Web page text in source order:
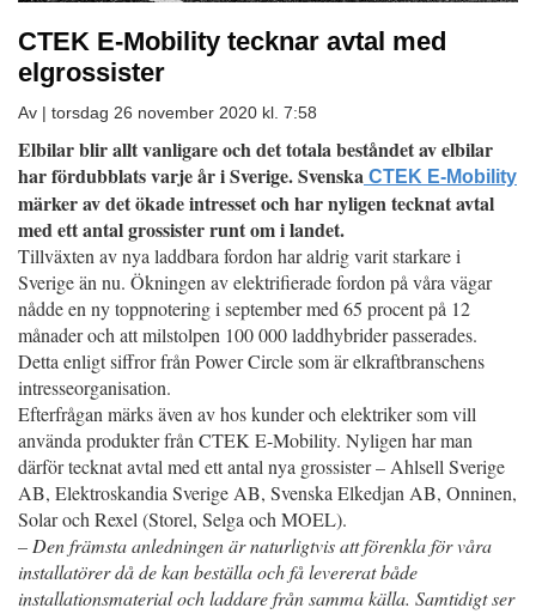
CTEK E-Mobility tecknar avtal med
elgrossister
Av | torsdag 26 november 2020 kl. 7:58
Elbilar blir allt vanligare och det totala beståndet av elbilar
har fördubblats varje år i Sverige. Svenska CTEK E-Mobility
märker av det ökade intresset och har nyligen tecknat avtal
med ett antal grossister runt om i landet.
Tillväxten av nya laddbara fordon har aldrig varit starkare i
Sverige än nu. Ökningen av elektrifierade fordon på våra vägar
nådde en ny toppnotering i september med 65 procent på 12
månader och att milstolpen 100 000 laddhybrider passerades.
Detta enligt siffror från Power Circle som är elkraftbranschens
intresseorganisation.
Efterfrågan märks även av hos kunder och elektriker som vill
använda produkter från CTEK E-Mobility. Nyligen har man
därför tecknat avtal med ett antal nya grossister – Ahlsell Sverige
AB, Elektroskandia Sverige AB, Svenska Elkedjan AB, Onninen,
Solar och Rexel (Storel, Selga och MOEL).
– Den främsta anledningen är naturligtvis att förenkla för våra
installatörer då de kan beställa och få levererat både
installationsmaterial och laddare från samma källa. Samtidigt ser